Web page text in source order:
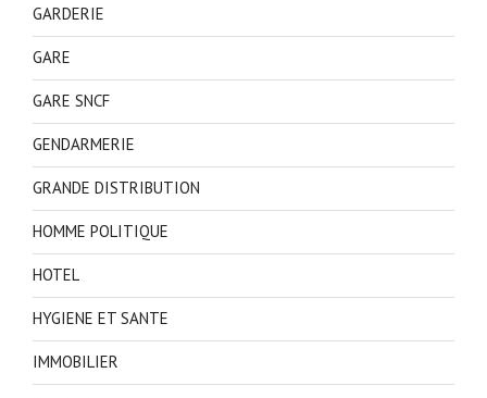
GARDERIE
GARE
GARE SNCF
GENDARMERIE
GRANDE DISTRIBUTION
HOMME POLITIQUE
HOTEL
HYGIENE ET SANTE
IMMOBILIER